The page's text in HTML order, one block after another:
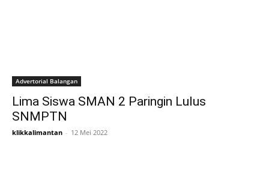
Advertorial Balangan
Lima Siswa SMAN 2 Paringin Lulus
SNMPTN
klikkalimantan - 12 Mei 2022